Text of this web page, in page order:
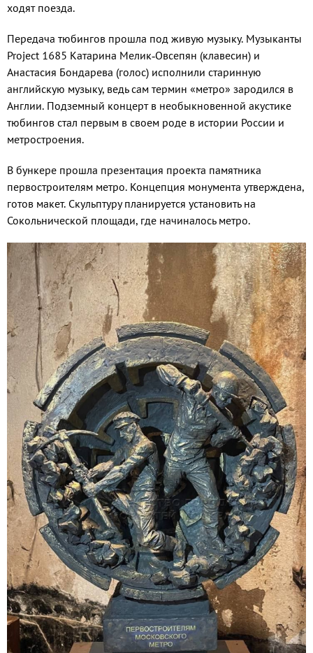
ходят поезда.
Передача тюбингов прошла под живую музыку. Музыканты
Project 1685 Катарина Мелик‑Овсепян (клавесин) и
Анастасия Бондарева (голос) исполнили старинную
английскую музыку, ведь сам термин «метро» зародился в
Англии. Подземный концерт в необыкновенной акустике
тюбингов стал первым в своем роде в истории России и
метростроения.
В бункере прошла презентация проекта памятника
первостроителям метро. Концепция монумента утверждена,
готов макет. Скульптуру планируется установить на
Сокольнической площади, где начиналось метро.